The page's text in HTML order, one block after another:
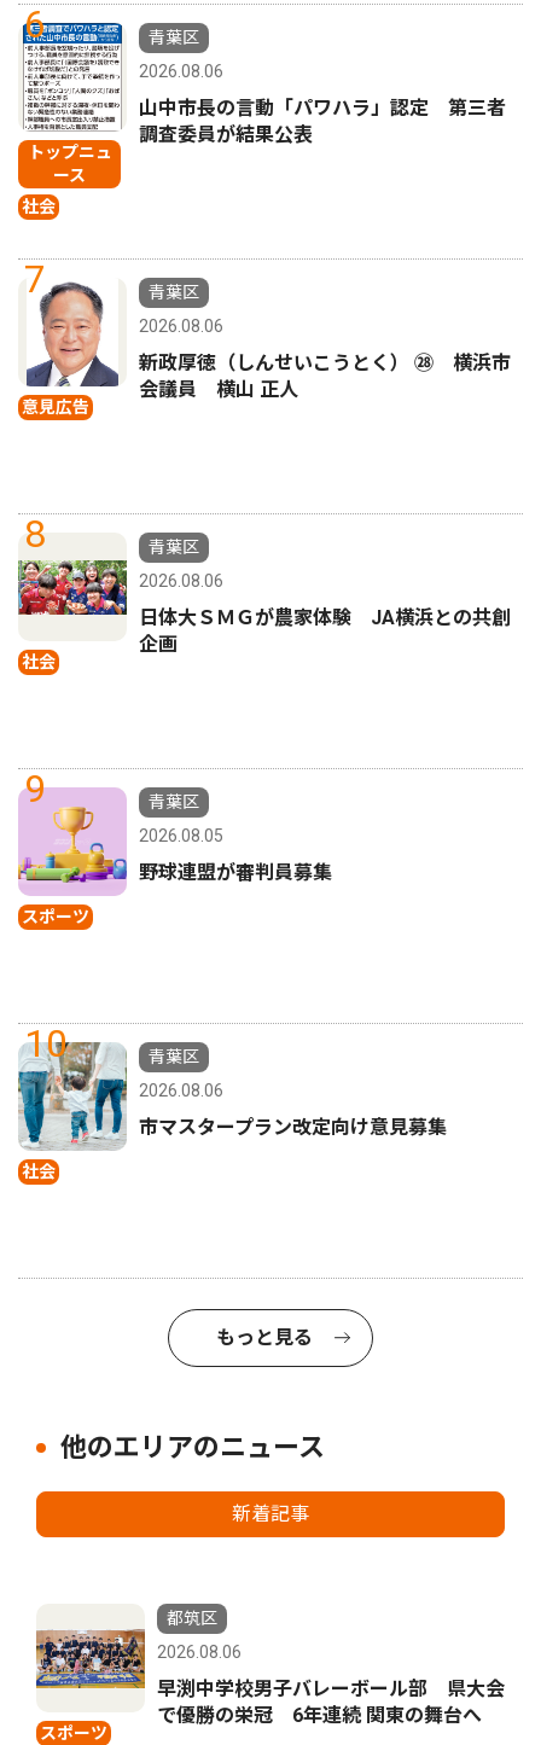
6
トップニュ
ース
社会
青葉区
2026.08.06
山中市長の言動「パワハラ」認定 第三者
調査委員が結果公表
7
意見広告
青葉区
2026.08.06
新政厚徳（しんせいこうとく） ㉘ 横浜市
会議員 横山 正人
8
社会
青葉区
2026.08.06
日体大ＳＭＧが農家体験 JA横浜との共創
企画
9
スポーツ
青葉区
2026.08.05
野球連盟が審判員募集
10
社会
青葉区
2026.08.06
市マスタープラン改定向け意見募集
もっと見る
他のエリアのニュース
新着記事
スポーツ
都筑区
2026.08.06
早渕中学校男子バレーボール部 県大会
で優勝の栄冠 6年連続 関東の舞台へ